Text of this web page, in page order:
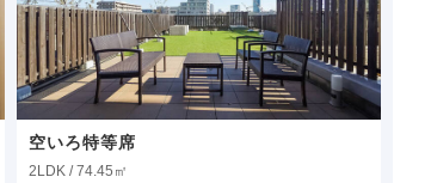
空いろ特等席
2LDK / 74.45㎡